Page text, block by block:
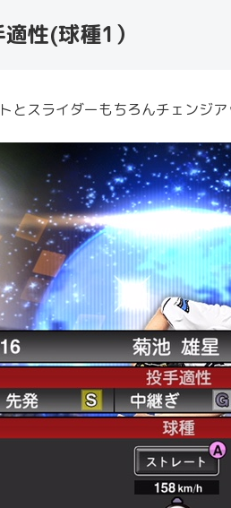
性(球種1）
とスライダーもちろんチェンジア